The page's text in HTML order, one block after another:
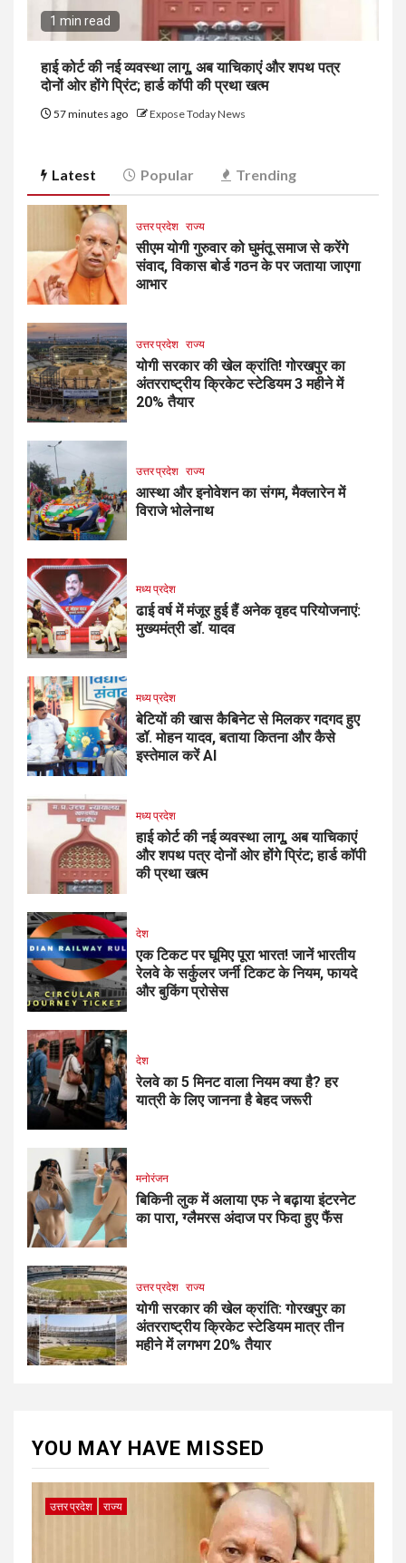
1 min read
हाई कोर्ट की नई व्यवस्था लागू, अब याचिकाएं और शपथ पत्र
दोनों ओर होंगे प्रिंट; हार्ड कॉपी की प्रथा खत्म
57 minutes ago Expose Today News
Latest Popular Trending
उत्तर प्रदेश राज्य
सीएम योगी गुरुवार को घुमंतू समाज से करेंगे
संवाद, विकास बोर्ड गठन के पर जताया जाएगा
आभार
उत्तर प्रदेश राज्य
योगी सरकार की खेल क्रांति! गोरखपुर का
अंतरराष्ट्रीय क्रिकेट स्टेडियम 3 महीने में
20% तैयार
उत्तर प्रदेश राज्य
आस्था और इनोवेशन का संगम, मैक्लारेन में
विराजे भोलेनाथ
मध्य प्रदेश
ढाई वर्ष में मंजूर हुई हैं अनेक वृहद परियोजनाएं:
मुख्यमंत्री डॉ. यादव
मध्य प्रदेश
बेटियों की खास कैबिनेट से मिलकर गदगद हुए
डॉ. मोहन यादव, बताया कितना और कैसे
इस्तेमाल करें AI
मध्य प्रदेश
हाई कोर्ट की नई व्यवस्था लागू, अब याचिकाएं
और शपथ पत्र दोनों ओर होंगे प्रिंट; हार्ड कॉपी
की प्रथा खत्म
देश
एक टिकट पर घूमिए पूरा भारत! जानें भारतीय
रेलवे के सर्कुलर जर्नी टिकट के नियम, फायदे
और बुकिंग प्रोसेस
देश
रेलवे का 5 मिनट वाला नियम क्या है? हर
यात्री के लिए जानना है बेहद जरूरी
मनोरंजन
बिकिनी लुक में अलाया एफ ने बढ़ाया इंटरनेट
का पारा, ग्लैमरस अंदाज पर फिदा हुए फैंस
उत्तर प्रदेश राज्य
योगी सरकार की खेल क्रांति: गोरखपुर का
अंतरराष्ट्रीय क्रिकेट स्टेडियम मात्र तीन
महीने में लगभग 20% तैयार
YOU MAY HAVE MISSED
उत्तर प्रदेश राज्य